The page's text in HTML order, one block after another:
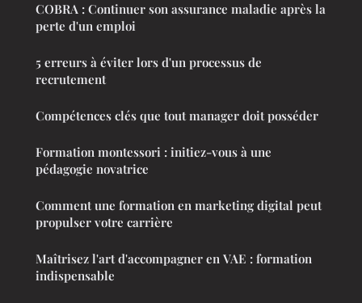
COBRA : Continuer son assurance maladie après la
perte d'un emploi
5 erreurs à éviter lors d'un processus de
recrutement
Compétences clés que tout manager doit posséder
Formation montessori : initiez-vous à une
pédagogie novatrice
Comment une formation en marketing digital peut
propulser votre carrière
Maîtrisez l'art d'accompagner en VAE : formation
indispensable